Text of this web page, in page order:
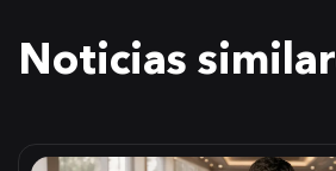
Noticias